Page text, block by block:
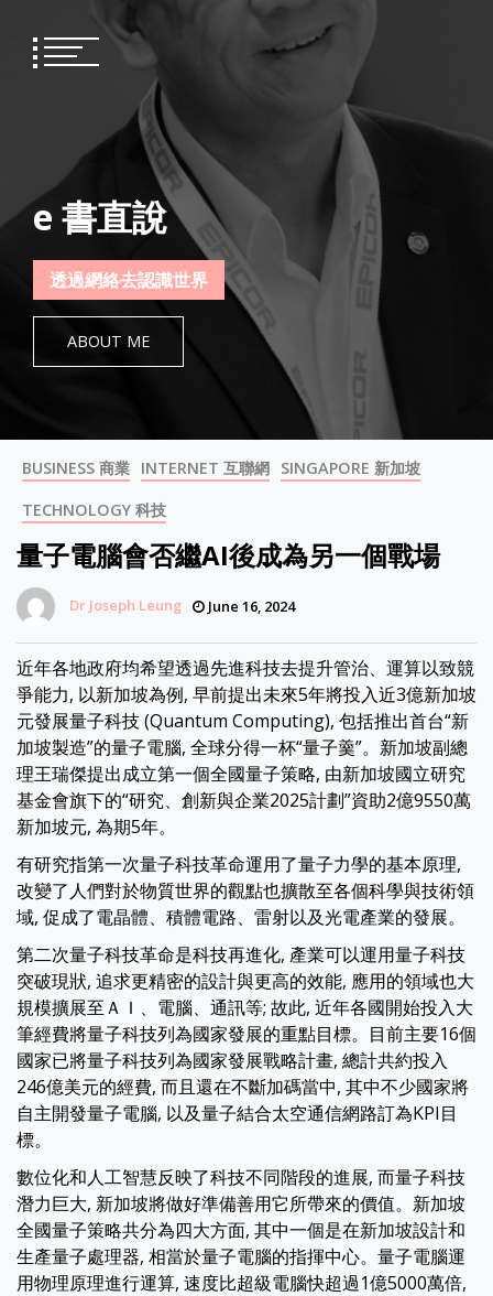
content
e 書直說
透過網絡去認識世界
ABOUT ME
BUSINESS 商業 INTERNET 互聯網 SINGAPORE 新加坡
TECHNOLOGY 科技
量子電腦會否繼AI後成為另一個戰場
Dr Joseph Leung June 16, 2024
近年各地政府均希望透過先進科技去提升管治、運算以致競
爭能力, 以新加坡為例, 早前提出未來5年將投入近3億新加坡
元發展量子科技 (Quantum Computing), 包括推出首台“新
加坡製造”的量子電腦, 全球分得一杯“量子羹”。新加坡副總
理王瑞傑提出成立第一個全國量子策略, 由新加坡國立研究
基金會旗下的“研究、創新與企業2025計劃”資助2億9550萬
新加坡元, 為期5年。
有研究指第一次量子科技革命運用了量子力學的基本原理,
改變了人們對於物質世界的觀點也擴散至各個科學與技術領
域, 促成了電晶體、積體電路、雷射以及光電產業的發展。
第二次量子科技革命是科技再進化, 產業可以運用量子科技
突破現狀, 追求更精密的設計與更高的效能, 應用的領域也大
規模擴展至ＡＩ、電腦、通訊等; 故此, 近年各國開始投入大
筆經費將量子科技列為國家發展的重點目標。目前主要16個
國家已將量子科技列為國家發展戰略計畫, 總計共約投入
246億美元的經費, 而且還在不斷加碼當中, 其中不少國家將
自主開發量子電腦, 以及量子結合太空通信網路訂為KPI目
標。
數位化和人工智慧反映了科技不同階段的進展, 而量子科技
潛力巨大, 新加坡將做好準備善用它所帶來的價值。新加坡
全國量子策略共分為四大方面, 其中一個是在新加坡設計和
生產量子處理器, 相當於量子電腦的指揮中心。量子電腦運
用物理原理進行運算, 速度比超級電腦快超過1億5000萬倍,